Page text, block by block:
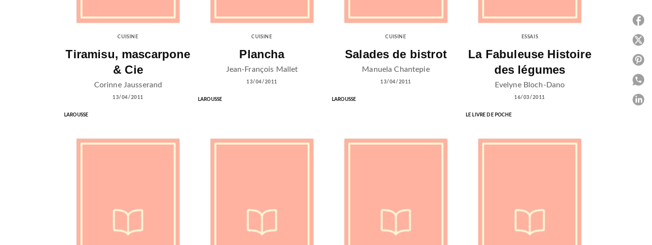
CUISINE
Tiramisu, mascarpone
& Cie
Corinne Jausserand
13/04/2011
LAROUSSE
CUISINE
Plancha
Jean-François Mallet
13/04/2011
LAROUSSE
CUISINE
Salades de bistrot
Manuela Chantepie
13/04/2011
LAROUSSE
ESSAIS
La Fabuleuse Histoire
des légumes
Evelyne Bloch-Dano
16/03/2011
LE LIVRE DE POCHE